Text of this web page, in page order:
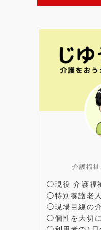
介護福
◯現役 介護福
◯特別養護老
◯現場目線の
◯個性を大切